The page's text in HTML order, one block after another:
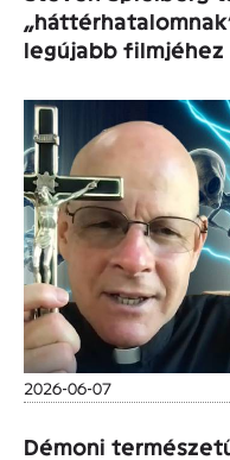
legújabb filmjéhez
2026-06-07
Démoni